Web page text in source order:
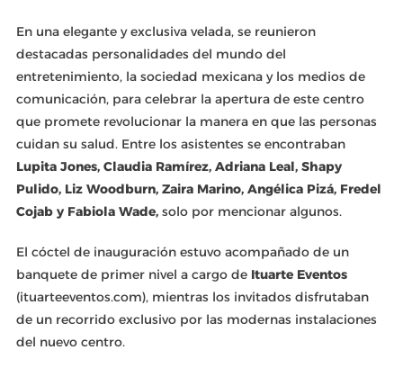
En una elegante y exclusiva velada, se reunieron
destacadas personalidades del mundo del
entretenimiento, la sociedad mexicana y los medios de
comunicación, para celebrar la apertura de este centro
que promete revolucionar la manera en que las personas
cuidan su salud. Entre los asistentes se encontraban
Lupita Jones, Claudia Ramírez, Adriana Leal, Shapy
Pulido, Liz Woodburn, Zaira Marino, Angélica Pizá, Fredel
Cojab y Fabiola Wade, solo por mencionar algunos.
El cóctel de inauguración estuvo acompañado de un
banquete de primer nivel a cargo de Ituarte Eventos
(ituarteeventos.com), mientras los invitados disfrutaban
de un recorrido exclusivo por las modernas instalaciones
del nuevo centro.